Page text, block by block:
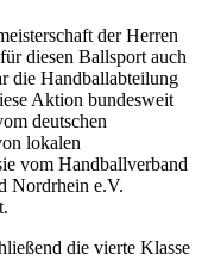
der Herren
diesen Ballsport auch
die Handballabteilung
Aktion bundesweit
deutschen
lokalen
vom Handballverband
Nordrhein e.V.
die vierte Klasse